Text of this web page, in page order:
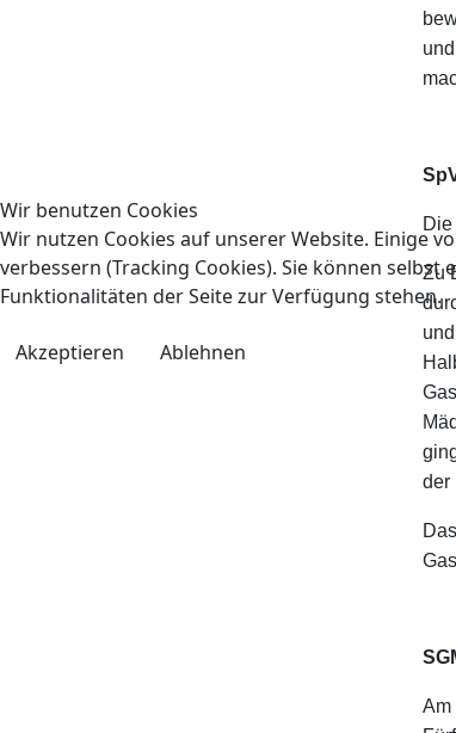
Zu
der
Wir benutzen Cookies
Wir nutzen Cookies auf unserer Website. Einige
verbessern (Tracking Cookies). Sie können
Funktionalitäten der Seite zur Verfügung stehen.
Akzeptieren
Ablehnen